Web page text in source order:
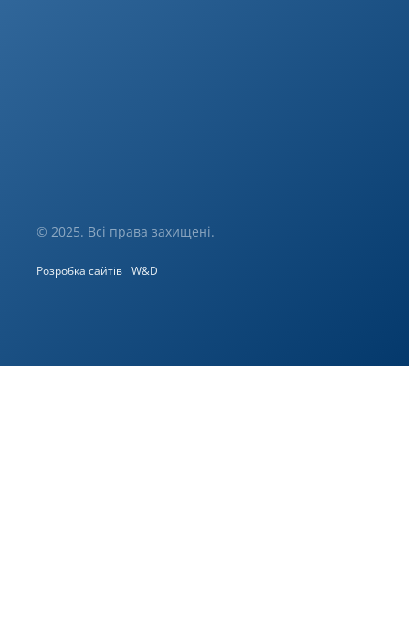
© 2025. Всі права захищені.
Розробка сайтів W&D